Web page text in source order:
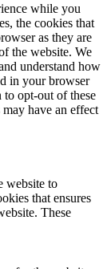
while you
the cookies that
as they are
the website. We
understand how
in your browser
opt-out of these
have an effect
website to
that ensures
These